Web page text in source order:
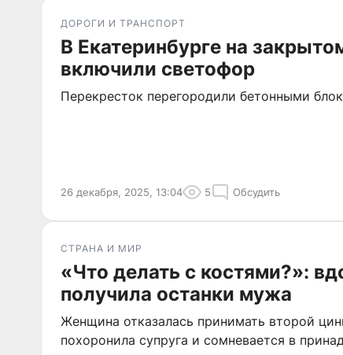
ДОРОГИ И ТРАНСПОРТ
В Екатеринбурге на
включили светофор
Перекресток перегородили бетонными
26 декабря, 2025, 13:04 5 Обсудить
СТРАНА И МИР
«Что делать с костями?»:
получила останки мужа
Женщина отказалась принимать второй
похоронила супруга и сомневается в